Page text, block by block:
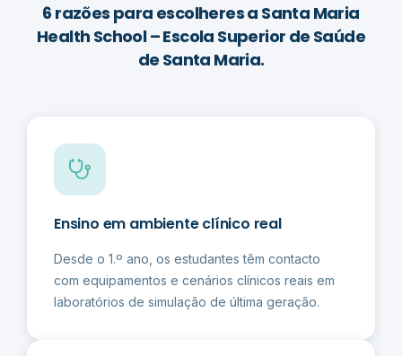
6 razões para escolheres a Santa Maria
Health School – Escola Superior de Saúde
de Santa Maria.
Ensino em ambiente clínico real
Desde o 1.º ano, os estudantes têm contacto
com equipamentos e cenários clínicos reais em
laboratórios de simulação de última geração.